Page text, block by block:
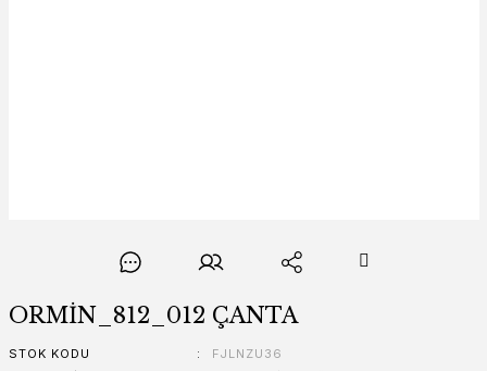
ORMİN_812_012 ÇANTA
STOK KODU
FJLNZU36